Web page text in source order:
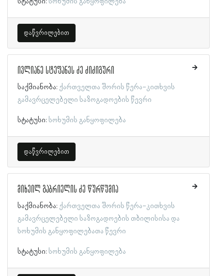
დაწვრილებით
ივლიანე სტეფანეს ძე ძიძიგური
საქმიანობა: ქართველთა შორის წერა-კითხვის
გამავრცელებელი საზოგადოების წევრი
სტატუსი: სოხუმის განყოფილება
დაწვრილებით
მიხეილ გაბრიელის ძე წურწუმია
საქმიანობა: ქართველთა შორის წერა-კითხვის
გამავრცელებელი საზოგადოების თბილისისა და
სოხუმის განყოფილებათა წევრი
სტატუსი: სოხუმის განყოფილება